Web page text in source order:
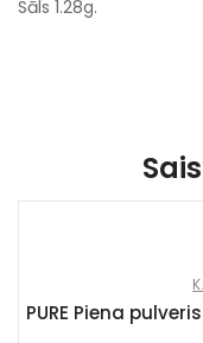
Sāls 1.28g.
PURE Piena